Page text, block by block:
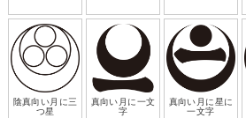
陰真向い月に三
つ星
真向い月に一文
字
真向い月に星に
一文字